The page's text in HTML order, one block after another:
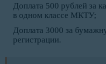
Доплата 500 рублей за
в одном классе МКТУ;
Доплата 3000 за
регистрации.